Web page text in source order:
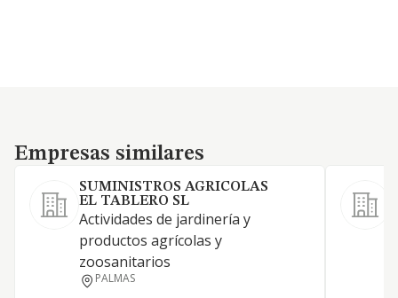
Empresas similares
Empresas similares
SUMINISTROS AGRICOLAS
EL TABLERO SL
Actividades de jardinería y
productos agrícolas y
zoosanitarios
PALMAS